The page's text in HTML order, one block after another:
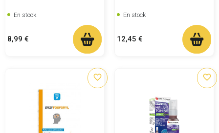
En stock
Prix
8,99 €
En stock
Prix
12,45 €
favorite_border favorite_border